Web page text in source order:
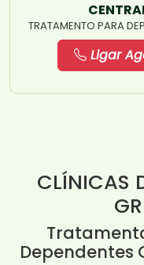
TRATAMENTO PARA
Ligar
CLÍNICAS
Dependentes